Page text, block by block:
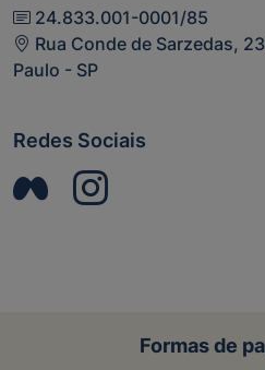
24.833.001-0001/85
Rua Conde de Sarzedas,
Paulo - SP
Redes Sociais
Formas de